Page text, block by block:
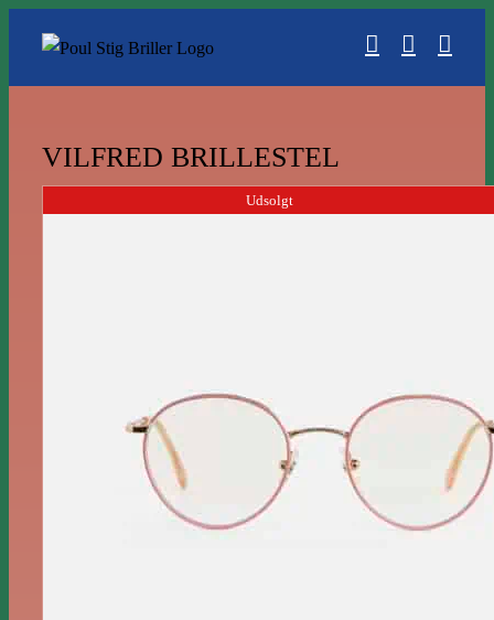
content
VILFRED BRILLESTEL
Udsolgt